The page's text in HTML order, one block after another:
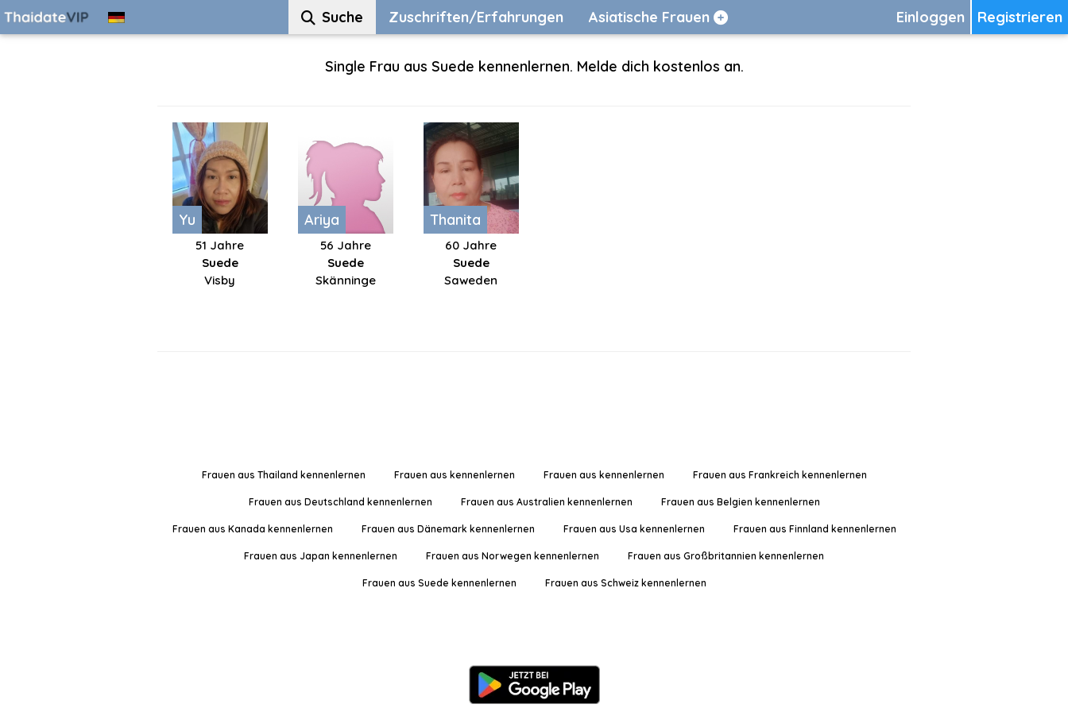
Registrieren
Einloggen
Suche Zuschriften/Erfahrungen Asiatische Frauen
Single Frau aus Suede kennenlernen. Melde dich kostenlos an.
Yu
51 Jahre
Suede
Visby
Ariya
56 Jahre
Suede
Skänninge
Thanita
60 Jahre
Suede
Saweden
Frauen aus Thailand kennenlernen Frauen aus kennenlernen Frauen aus kennenlernen Frauen aus Frankreich kennenlernen
Frauen aus Deutschland kennenlernen Frauen aus Australien kennenlernen Frauen aus Belgien kennenlernen
Frauen aus Kanada kennenlernen Frauen aus Dänemark kennenlernen Frauen aus Usa kennenlernen Frauen aus Finnland kennenlernen
Frauen aus Japan kennenlernen Frauen aus Norwegen kennenlernen Frauen aus Großbritannien kennenlernen
Frauen aus Suede kennenlernen Frauen aus Schweiz kennenlernen